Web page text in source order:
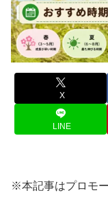
X
LINE
※本記事はプロモ